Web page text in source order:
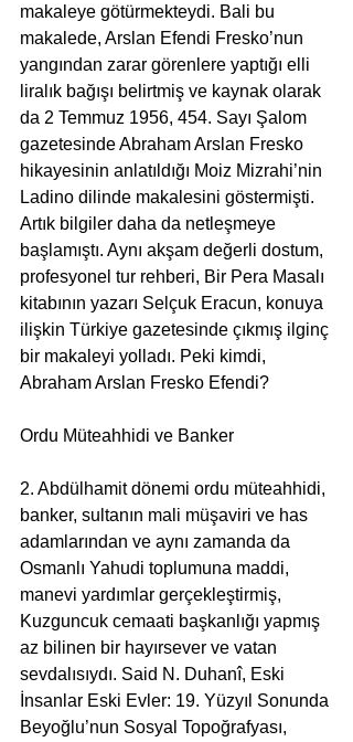
makaleye götürmekteydi. Bali bu
makalede, Arslan Efendi Fresko’nun
yangından zarar görenlere yaptığı elli
liralık bağışı belirtmiş ve kaynak olarak
da 2 Temmuz 1956, 454. Sayı Şalom
gazetesinde Abraham Arslan Fresko
hikayesinin anlatıldığı Moiz Mizrahi’nin
Ladino dilinde makalesini göstermişti.
Artık bilgiler daha da netleşmeye
başlamıştı. Aynı akşam değerli dostum,
profesyonel tur rehberi, Bir Pera Masalı
kitabının yazarı Selçuk Eracun, konuya
ilişkin Türkiye gazetesinde çıkmış ilginç
bir makaleyi yolladı. Peki kimdi,
Abraham Arslan Fresko Efendi?
Ordu Müteahhidi ve Banker
2. Abdülhamit dönemi ordu müteahhidi,
banker, sultanın mali müşaviri ve has
adamlarından ve aynı zamanda da
Osmanlı Yahudi toplumuna maddi,
manevi yardımlar gerçekleştirmiş,
Kuzguncuk cemaati başkanlığı yapmış
az bilinen bir hayırsever ve vatan
sevdalısıydı. Said N. Duhanî, Eski
İnsanlar Eski Evler: 19. Yüzyıl Sonunda
Beyoğlu’nun Sosyal Topoğrafyası,